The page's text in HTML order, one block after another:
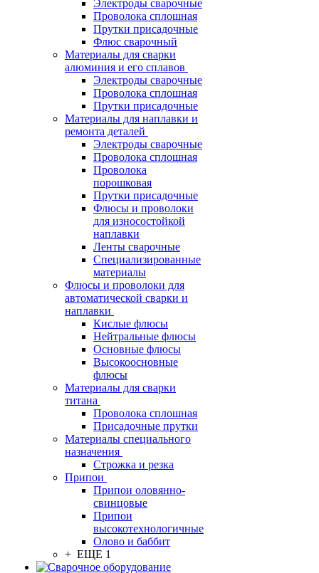
Электроды сварочные
Проволока сплошная
Прутки присадочные
Флюс сварочный
Материалы для сварки
алюминия и его сплавов
Электроды сварочные
Проволока сплошная
Прутки присадочные
Материалы для наплавки и
ремонта деталей
Электроды сварочные
Проволока сплошная
Проволока
порошковая
Прутки присадочные
Флюсы и проволоки
для износостойкой
наплавки
Ленты сварочные
Специализированные
материалы
Флюсы и проволоки для
автоматической сварки и
наплавки
Кислые флюсы
Нейтральные флюсы
Основные флюсы
Высокоосновные
флюсы
Материалы для сварки
титана
Проволока сплошная
Присадочные прутки
Материалы специального
назначения
Строжка и резка
Припои
Припои оловянно-
свинцовые
Припои
высокотехнологичные
Олово и баббит
+ ЕЩЕ 1